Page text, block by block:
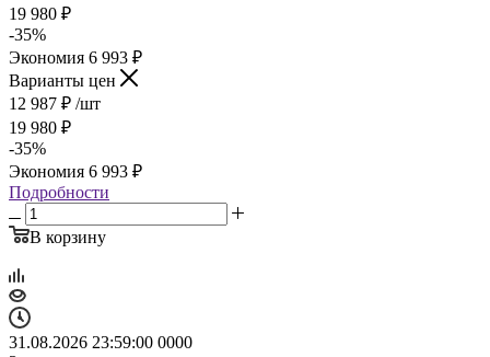
19 980 ₽
-35%
Экономия 6 993 ₽
Варианты цен
12 987 ₽ /шт
19 980 ₽
-35%
Экономия 6 993 ₽
Подробности
В корзину
31.08.2026 23:59:00 0000